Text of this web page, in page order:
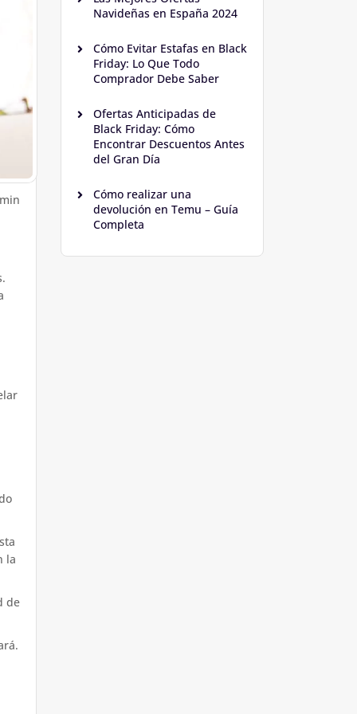
la
de
Navideñas en España 2024
Cómo Evitar Estafas en Black
Friday: Lo Que Todo
Comprador Debe Saber
Ofertas Anticipadas de
Black Friday: Cómo
Encontrar Descuentos Antes
del Gran Día
Cómo realizar una
devolución en Temu – Guía
Completa